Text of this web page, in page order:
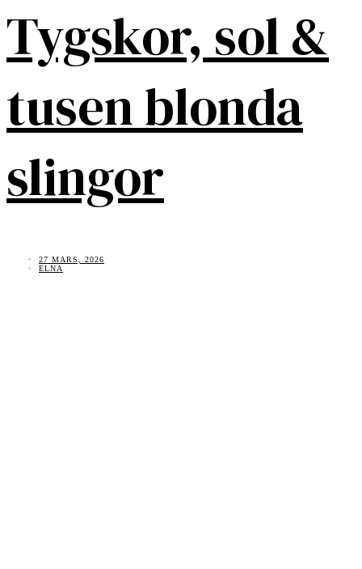
Tygskor, sol &
tusen blonda
slingor
27 MARS, 2026
ELNA